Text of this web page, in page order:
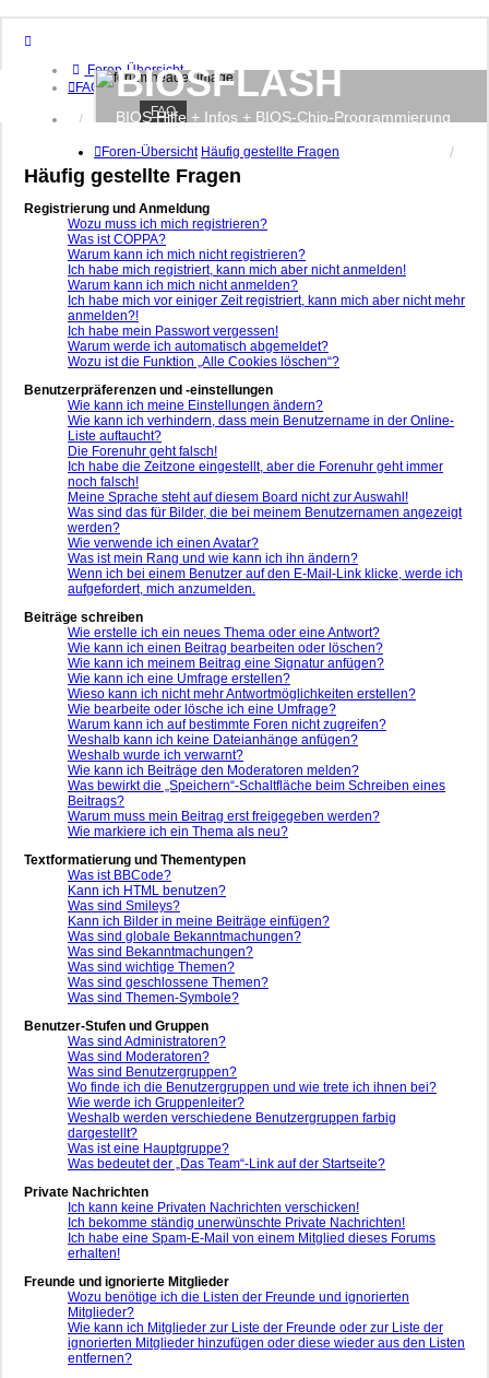
Foren-Übersicht
FAQ
Anmelden
BIOSFLASH
BIOS Hilfe + Infos + BIOS-Chip-Programmierung
FAQ
Foren-Übersicht Häufig gestellte Fragen
Häufig gestellte Fragen
Registrierung und Anmeldung
Wozu muss ich mich registrieren?
Was ist COPPA?
Warum kann ich mich nicht registrieren?
Ich habe mich registriert, kann mich aber nicht anmelden!
Warum kann ich mich nicht anmelden?
Ich habe mich vor einiger Zeit registriert, kann mich aber nicht mehr
anmelden?!
Ich habe mein Passwort vergessen!
Warum werde ich automatisch abgemeldet?
Wozu ist die Funktion „Alle Cookies löschen“?
Benutzerpräferenzen und -einstellungen
Wie kann ich meine Einstellungen ändern?
Wie kann ich verhindern, dass mein Benutzername in der Online-
Liste auftaucht?
Die Forenuhr geht falsch!
Ich habe die Zeitzone eingestellt, aber die Forenuhr geht immer
noch falsch!
Meine Sprache steht auf diesem Board nicht zur Auswahl!
Was sind das für Bilder, die bei meinem Benutzernamen angezeigt
werden?
Wie verwende ich einen Avatar?
Was ist mein Rang und wie kann ich ihn ändern?
Wenn ich bei einem Benutzer auf den E-Mail-Link klicke, werde ich
aufgefordert, mich anzumelden.
Beiträge schreiben
Wie erstelle ich ein neues Thema oder eine Antwort?
Wie kann ich einen Beitrag bearbeiten oder löschen?
Wie kann ich meinem Beitrag eine Signatur anfügen?
Wie kann ich eine Umfrage erstellen?
Wieso kann ich nicht mehr Antwortmöglichkeiten erstellen?
Wie bearbeite oder lösche ich eine Umfrage?
Warum kann ich auf bestimmte Foren nicht zugreifen?
Weshalb kann ich keine Dateianhänge anfügen?
Weshalb wurde ich verwarnt?
Wie kann ich Beiträge den Moderatoren melden?
Was bewirkt die „Speichern“-Schaltfläche beim Schreiben eines
Beitrags?
Warum muss mein Beitrag erst freigegeben werden?
Wie markiere ich ein Thema als neu?
Textformatierung und Thementypen
Was ist BBCode?
Kann ich HTML benutzen?
Was sind Smileys?
Kann ich Bilder in meine Beiträge einfügen?
Was sind globale Bekanntmachungen?
Was sind Bekanntmachungen?
Was sind wichtige Themen?
Was sind geschlossene Themen?
Was sind Themen-Symbole?
Benutzer-Stufen und Gruppen
Was sind Administratoren?
Was sind Moderatoren?
Was sind Benutzergruppen?
Wo finde ich die Benutzergruppen und wie trete ich ihnen bei?
Wie werde ich Gruppenleiter?
Weshalb werden verschiedene Benutzergruppen farbig
dargestellt?
Was ist eine Hauptgruppe?
Was bedeutet der „Das Team“-Link auf der Startseite?
Private Nachrichten
Ich kann keine Privaten Nachrichten verschicken!
Ich bekomme ständig unerwünschte Private Nachrichten!
Ich habe eine Spam-E-Mail von einem Mitglied dieses Forums
erhalten!
Freunde und ignorierte Mitglieder
Wozu benötige ich die Listen der Freunde und ignorierten
Mitglieder?
Wie kann ich Mitglieder zur Liste der Freunde oder zur Liste der
ignorierten Mitglieder hinzufügen oder diese wieder aus den Listen
entfernen?